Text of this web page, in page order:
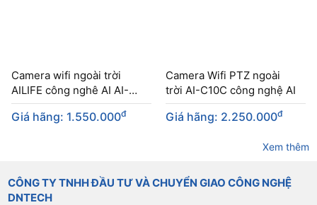
Camera wifi ngoài trời
AILIFE công nghê AI AI-
D30X
Giá hãng: 1.550.000đ
Camera Wifi PTZ ngoài
trời AI-C10C công nghệ AI
Giá hãng: 2.250.000đ
Xem thêm
CÔNG TY TNHH ĐẦU TƯ VÀ CHUYỂN GIAO CÔNG NGHỆ
DNTECH